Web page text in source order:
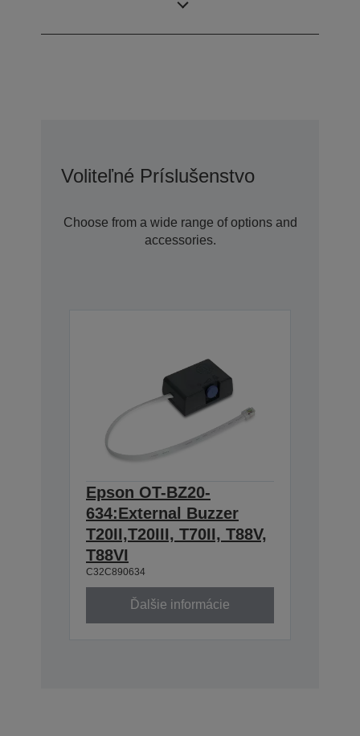
Voliteľné Príslušenstvo
Choose from a wide range of options and
accessories.
Epson OT-BZ20-
634:External Buzzer
T20II,T20III, T70II, T88V,
T88VI
C32C890634
Ďalšie informácie